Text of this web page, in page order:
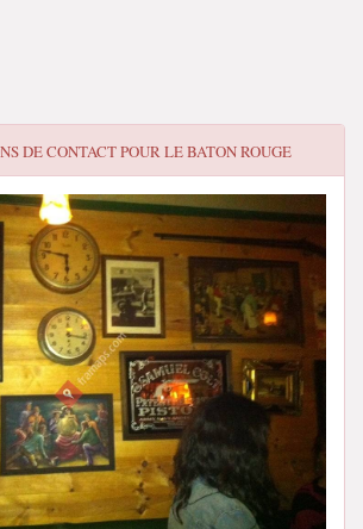
DE CONTACT POURLE BATON ROUGE